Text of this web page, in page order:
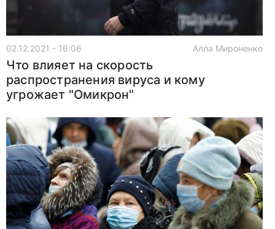
02.12.2021 - 16:06 Алла Мироненко
Что влияет на скорость
распространения вируса и кому
угрожает "Омикрон"